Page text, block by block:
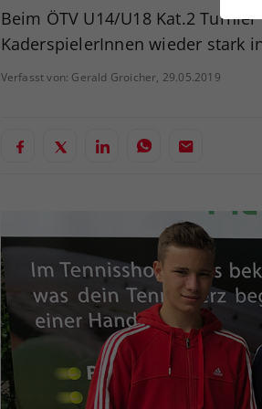
Beim ÖTV U14/U18 Kat.2
KaderspielerInnen wieder stark
Verfasst von: Gerald Groicher, 29.05.2019